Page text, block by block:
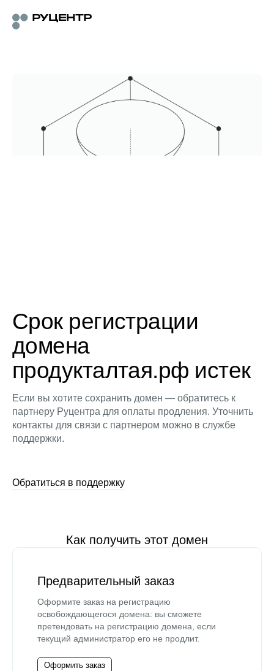
Срок регистрации
домена
продукталтая.рф истек
Если вы хотите сохранить домен — обратитесь к
партнеру Руцентра для оплаты продления. Уточнить
контакты для связи с партнером можно в службе
поддержки.
Обратиться в поддержку
Как получить этот домен
Предварительный заказ
Оформите заказ на регистрацию
освобождающегося домена: вы сможете
претендовать на регистрацию домена, если
текущий администратор его не продлит.
Оформить заказ